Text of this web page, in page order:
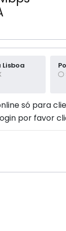
Lisboa
só para
por favor